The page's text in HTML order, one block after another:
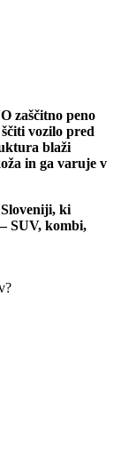
zaščitno peno
vozilo pred
blaži
in ga varuje v
ki
SUV, kombi,